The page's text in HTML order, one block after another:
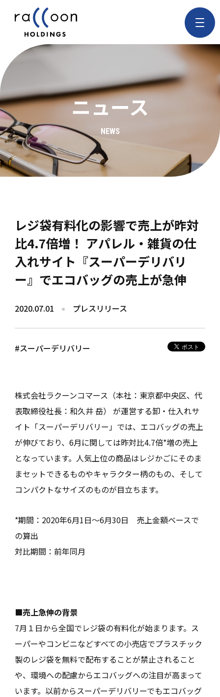
ニュース
NEWS
レジ袋有料化の影響で売上が昨対
比4.7倍増！ アパレル・雑貨の仕
入れサイト『スーパーデリバリ
ー』でエコバッグの売上が急伸
2020.07.01 プレスリリース
#スーパーデリバリー
株式会社ラクーンコマース（本社：東京都中央区、代
表取締役社長：和久井 岳） が運営する卸・仕入れサ
イト「スーパーデリバリー」では、エコバッグの売上
が伸びており、6月に関しては昨対比4.7倍*増の売上
となっています。人気上位の商品はレジかごにそのま
まセットできるものやキャラクター柄のもの、そして
コンパクトなサイズのものが目立ちます。
*期間：2020年6月1日～6月30日 売上金額ベースで
の算出
対比期間：前年同月
■売上急伸の背景
7月１日から全国でレジ袋の有料化が始まります。ス
ーパーやコンビニなどすべての小売店でプラスチック
製のレジ袋を無料で配布することが禁止されること
や、環境への配慮からエコバッグへの注目が高まって
います。以前からスーパーデリバリーでもエコバッグ